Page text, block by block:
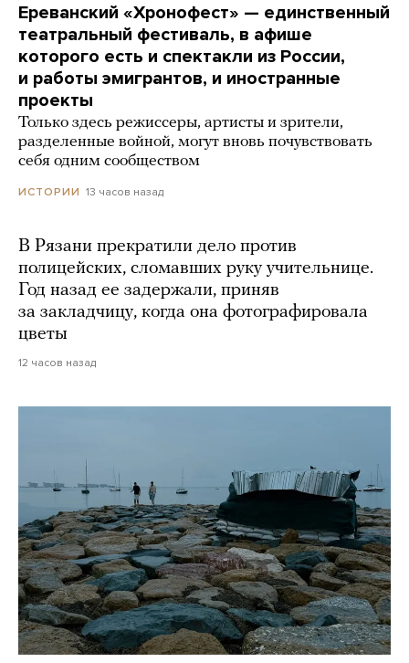
Ереванский «Хронофест» — единственный
театральный фестиваль, в афише
которого есть и спектакли из России,
и работы эмигрантов, и иностранные
проекты
Только здесь режиссеры, артисты и зрители,
разделенные войной, могут вновь почувствовать
себя одним сообществом
ИСТОРИИ 13 часов назад
В Рязани прекратили дело против
полицейских, сломавших руку учительнице.
Год назад ее задержали, приняв
за закладчицу, когда она фотографировала
цветы
12 часов назад